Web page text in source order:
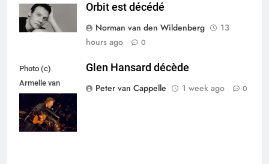
Orbit est décédé
Norman van den Wildenberg
13
hours ago
0
Photo (c)
Armelle van
Helden,
Maxazine.nl
Glen Hansard décède
Peter van Cappelle
1 week ago 0